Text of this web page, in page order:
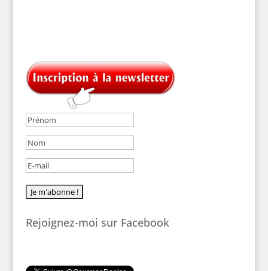
Rejoignez-moi sur Facebook